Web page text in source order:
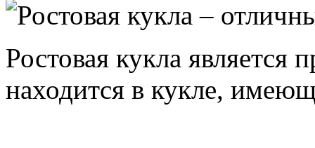
Ростовая кукла является
находится в кукле,